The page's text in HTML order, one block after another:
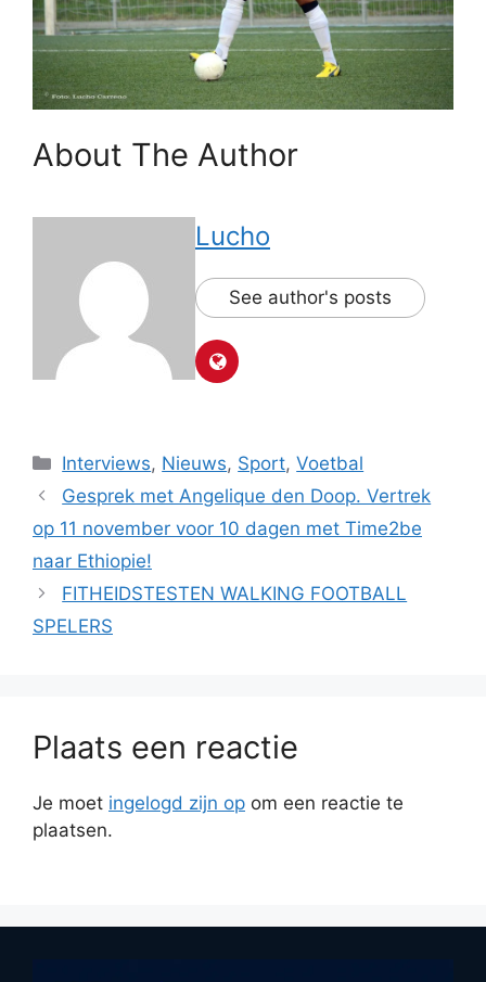
About The Author
Lucho
See author's posts
Categorieën
Interviews, Nieuws, Sport,Voetbal
Gesprek met Angelique den Doop. Vertrek
op 11 november voor 10 dagen met Time2be
naar Ethiopie!
FITHEIDSTESTEN WALKING FOOTBALL
SPELERS
Plaats een reactie
Je moet ingelogd zijn op om een reactie te
plaatsen.